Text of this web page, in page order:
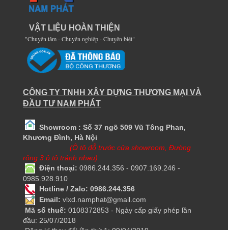
VẬT LIỆU HOÀN THIỆN
"Chuyên tâm - Chuyên nghiệp - Chuyên biệt"
CÔNG TY TNHH XÂY DỰNG THƯƠNG MẠI VÀ
ĐẦU TƯ NAM PHÁT
Showroom : Số 37 ngõ 509 Vũ Tông Phan,
Khương Đình, Hà Nội
(Ô tô đỗ trước cửa showroom, Đường
rộng 3 ô tô tránh nhau)
Điện thoại: 0986.244.356 - 0907.169.246 -
0985.928.910
Hotline / Zalo: 0986.244.356
Email: vlxd.namphat@gmail.com
Mã số thuế: 0108372853 - Ngày cấp giấy phép lần
đầu: 25/07/2018